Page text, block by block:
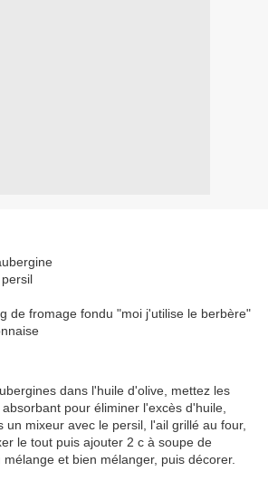
de fromage fondu "moi j'utilise le berbère"
dans l'huile d'olive, mettez les
pour éliminer l'excès d'huile,
un mixeur avec le persil, l'ail grillé au four,
le tout puis ajouter 2 c à soupe de
et bien mélanger, puis décorer.